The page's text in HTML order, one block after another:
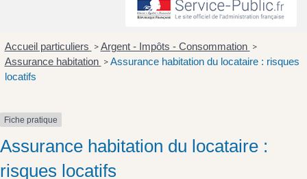
Accueil particuliers > Argent - Impôts - Consommation >
Assurance habitation > Assurance habitation du locataire : risques
locatifs
Fiche pratique
Assurance habitation du locataire :
risques locatifs